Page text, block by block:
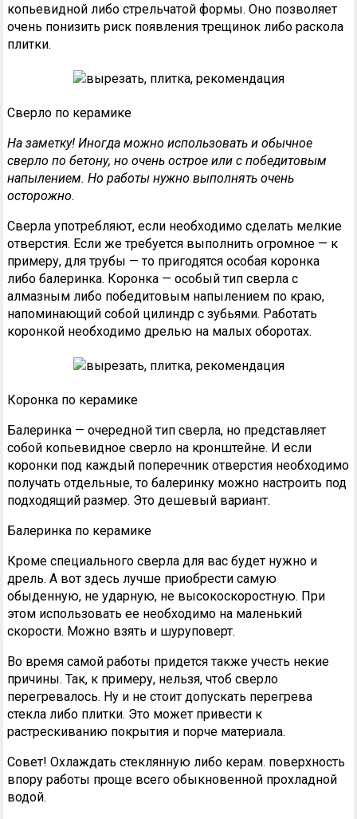
копьевидной либо стрельчатой формы. Оно позволяет
очень понизить риск появления трещинок либо раскола
плитки.
Сверло по керамике
На заметку! Иногда можно использовать и обычное
сверло по бетону, но очень острое или с победитовым
напылением. Но работы нужно выполнять очень
осторожно.
Сверла употребляют, если необходимо сделать мелкие
отверстия. Если же требуется выполнить огромное — к
примеру, для трубы — то пригодятся особая коронка
либо балеринка. Коронка — особый тип сверла с
алмазным либо победитовым напылением по краю,
напоминающий собой цилиндр с зубьями. Работать
коронкой необходимо дрелью на малых оборотах.
Коронка по керамике
Балеринка — очередной тип сверла, но представляет
собой копьевидное сверло на кронштейне. И если
коронки под каждый поперечник отверстия необходимо
получать отдельные, то балеринку можно настроить под
подходящий размер. Это дешевый вариант.
Балеринка по керамике
Кроме специального сверла для вас будет нужно и
дрель. А вот здесь лучше приобрести самую
обыденную, не ударную, не высокоскоростную. При
этом использовать ее необходимо на маленький
скорости. Можно взять и шуруповерт.
Во время самой работы придется также учесть некие
причины. Так, к примеру, нельзя, чтоб сверло
перегревалось. Ну и не стоит допускать перегрева
стекла либо плитки. Это может привести к
растрескиванию покрытия и порче материала.
Совет! Охлаждать стеклянную либо керам. поверхность
впору работы проще всего обыкновенной прохладной
водой.